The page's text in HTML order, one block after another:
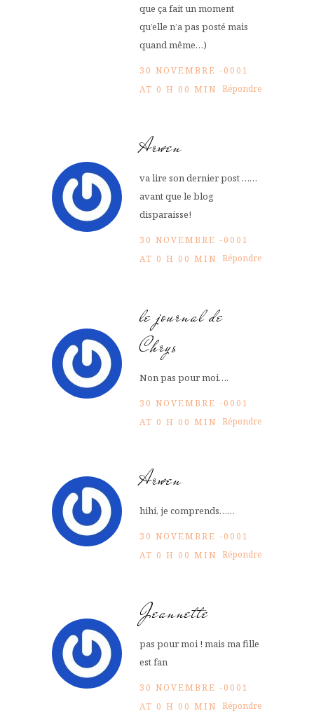
que ça fait un moment
qu’elle n’a pas posté mais
quand même…)
30 NOVEMBRE -0001
AT 0 H 00 MIN Répondre
Arwen
va lire son dernier post ……
avant que le blog
disparaisse!
30 NOVEMBRE -0001
AT 0 H 00 MIN Répondre
le journal de
Chrys
Non pas pour moi….
30 NOVEMBRE -0001
AT 0 H 00 MIN Répondre
Arwen
hihi, je comprends……
30 NOVEMBRE -0001
AT 0 H 00 MIN Répondre
Jeannette
pas pour moi ! mais ma fille
est fan
30 NOVEMBRE -0001
AT 0 H 00 MIN Répondre